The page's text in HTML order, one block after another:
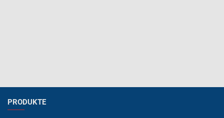
PRODUKTE